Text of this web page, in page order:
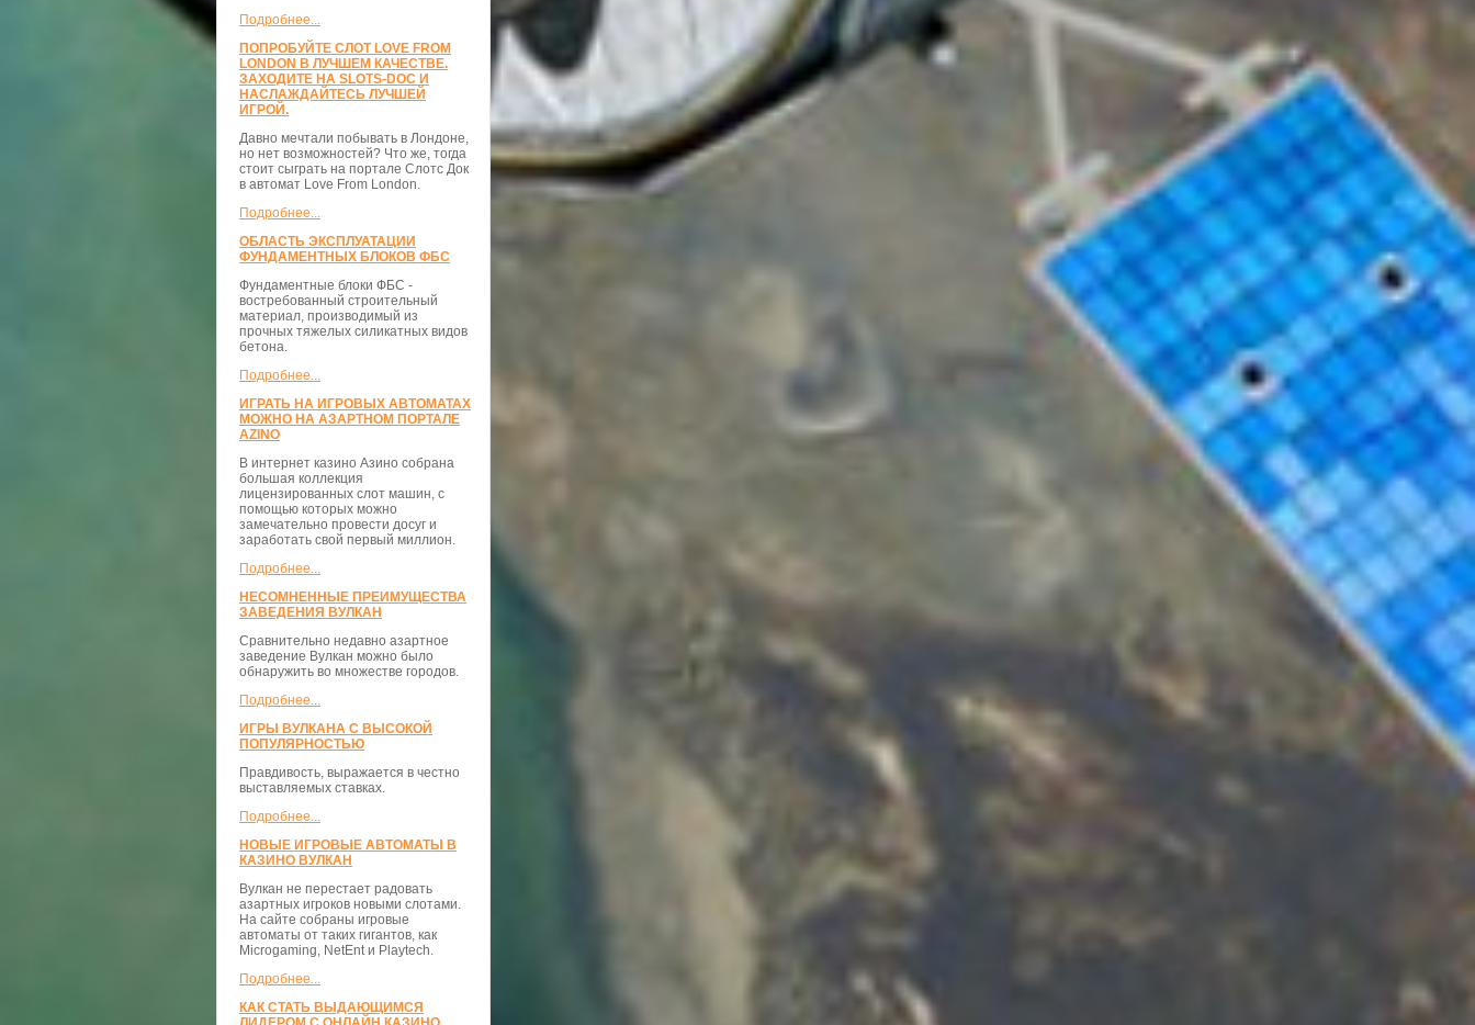
Подробнее...
ПОПРОБУЙТЕ СЛОТ LOVE FROM
LONDON В ЛУЧШЕМ КАЧЕСТВЕ.
ЗАХОДИТЕ НА SLOTS-DOC И
НАСЛАЖДАЙТЕСЬ ЛУЧШЕЙ
ИГРОЙ.
Давно мечтали побывать в Лондоне,
но нет возможностей? Что же, тогда
стоит сыграть на портале Слотс Док
в автомат Love From London.
Подробнее...
ОБЛАСТЬ ЭКСПЛУАТАЦИИ
ФУНДАМЕНТНЫХ БЛОКОВ ФБС
Фундаментные блоки ФБС -
востребованный строительный
материал, производимый из
прочных тяжелых силикатных видов
бетона.
Подробнее...
ИГРАТЬ НА ИГРОВЫХ АВТОМАТАХ
МОЖНО НА АЗАРТНОМ ПОРТАЛЕ
AZINO
В интернет казино Азино собрана
большая коллекция
лицензированных слот машин, с
помощью которых можно
замечательно провести досуг и
заработать свой первый миллион.
Подробнее...
НЕСОМНЕННЫЕ ПРЕИМУЩЕСТВА
ЗАВЕДЕНИЯ ВУЛКАН
Сравнительно недавно азартное
заведение Вулкан можно было
обнаружить во множестве городов.
Подробнее...
ИГРЫ ВУЛКАНА С ВЫСОКОЙ
ПОПУЛЯРНОСТЬЮ
Правдивость, выражается в честно
выставляемых ставках.
Подробнее...
НОВЫЕ ИГРОВЫЕ АВТОМАТЫ В
КАЗИНО ВУЛКАН
Вулкан не перестает радовать
азартных игроков новыми слотами.
На сайте собраны игровые
автоматы от таких гигантов, как
Microgaming, NetEnt и Playtech.
Подробнее...
КАК СТАТЬ ВЫДАЮЩИМСЯ